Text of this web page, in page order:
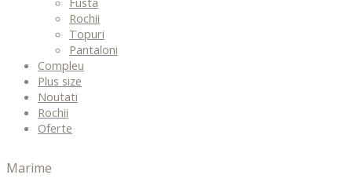
Rochii
Topuri
Pantaloni
Compleu
Plus size
Noutati
Rochii
Oferte
Marime